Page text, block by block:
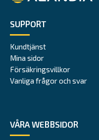
SUPPORT
Kundtjänst
Mina sidor
Försäkringsvillkor
Vanliga frågor och svar
VÅRA WEBBSIDOR